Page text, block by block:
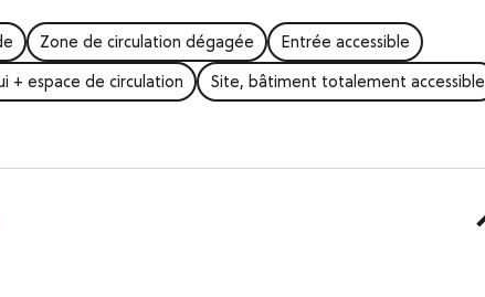
Zone de circulation dégagée
Entrée accessible
+ espace de circulation Site, bâtiment totalement accessible